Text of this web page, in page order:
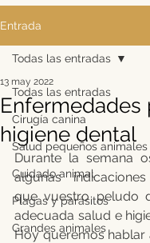
Entrada
Todas las entradas
Cirugía canina
Salud pequeños animales
Cuidado animal
Plagas y parásitos
Grandes animales
Todas las entradas
Enfermedades
higiene dental
13 may 2022
Durante la semana
algunas
que vuestro peludo
adecuada salud e
Hoy queremos hablar